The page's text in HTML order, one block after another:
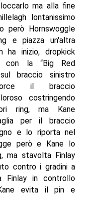
ma alla fine
lontanissimo
però Hornswoggle
e piazza un'altra
ha inizio, dropkick
con la “Big Red
braccio sinistro
il braccio
costringendo
ring, ma Kane
per il braccio
e lo riporta nel
però e Kane lo
ma stavolta Finlay
contro i gradini a
Finlay in controllo
evita il pin e